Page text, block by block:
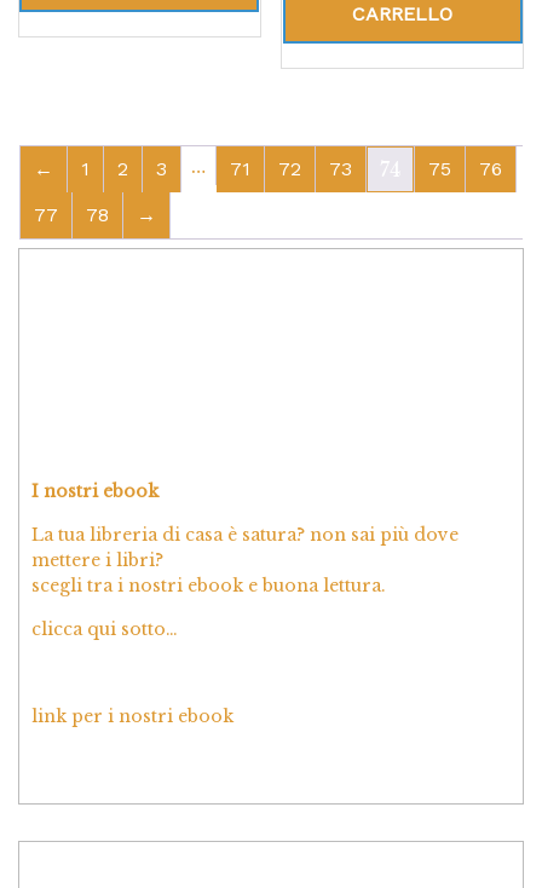
CARRELLO
← 1 2 3 … 71 72 73 74 75
76
77
78 →
I nostri ebook
La tua libreria di casa è satura? non sai più dove
mettere i libri?
scegli tra i nostri ebook e buona lettura.
clicca qui sotto…
link per i nostri ebook